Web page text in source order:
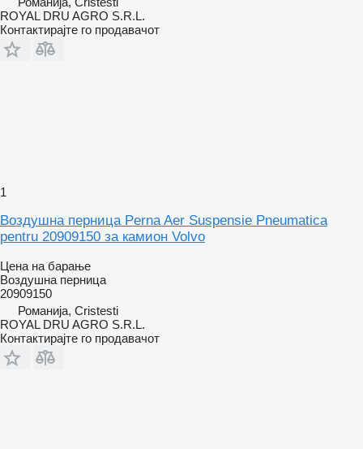
ROYAL DRU AGRO S.R.L.
Контактирајте го продавачот
1
Воздушна перница Perna Aer Suspensie Pneumatica
pentru 20909150 за камион Volvo
Цена на барање
Воздушна перница
20909150
Романија, Cristesti
ROYAL DRU AGRO S.R.L.
Контактирајте го продавачот